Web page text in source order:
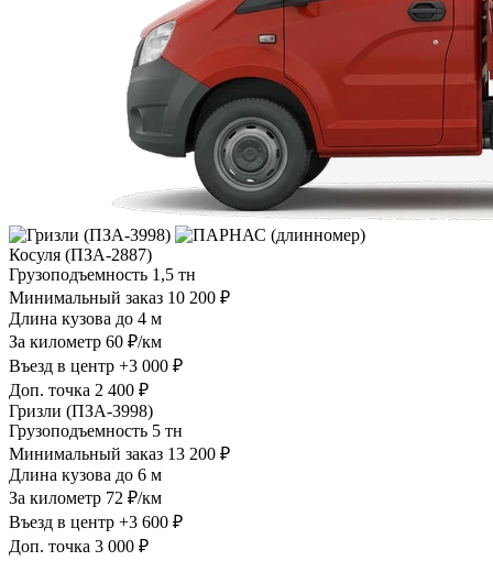
Косуля (ПЗА-2887)
Грузоподъемность 1,5 тн
Минимальный заказ 10 200 ₽
Длина кузова до 4 м
За километр 60 ₽/км
Въезд в центр +3 000 ₽
Доп. точка 2 400 ₽
Гризли (ПЗА-3998)
Грузоподъемность 5 тн
Минимальный заказ 13 200 ₽
Длина кузова до 6 м
За километр 72 ₽/км
Въезд в центр +3 600 ₽
Доп. точка 3 000 ₽